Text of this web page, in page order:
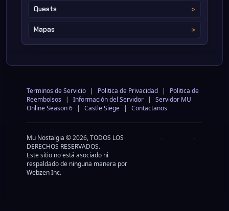
Quests
Mapas
Terminos de Servicio | Politica de Privacidad |
Politica de
Reembolsos
| Información del Servidor |
Servidor MU
Online Season 6 | Castle Siege | Contactanos
Mu Nostalgia © 2026, TODOS LOS
DERECHOS RESERVADOS.
Este sitio no está asociado ni
respaldado de ninguna manera por
Webzen Inc.